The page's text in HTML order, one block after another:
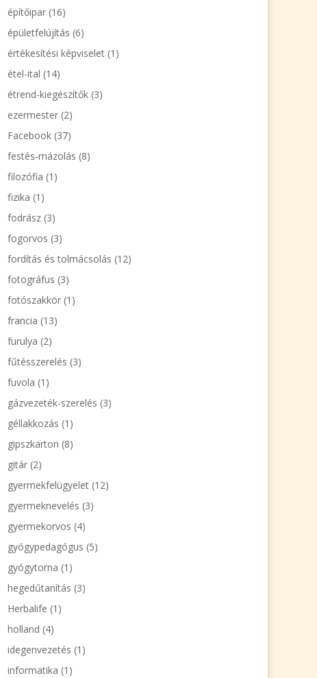
építőipar(16)
épületfelújítás (6)
értékesítési képviselet(1)
étel-ital (14)
étrend-kiegészítők(3)
ezermester(2)
Facebook(37)
festés-mázolás (8)
filozófia (1)
fizika (1)
fodrász(3)
fogorvos (3)
fordítás és tolmácsolás (12)
fotográfus (3)
fotószakkör(1)
francia (13)
furulya (2)
fűtésszerelés (3)
fuvola (1)
gázvezeték-szerelés (3)
géllakkozás (1)
gipszkarton (8)
gitár(2)
gyermekfelügyelet(12)
gyermeknevelés (3)
gyermekorvos (4)
gyógypedagógus (5)
gyógytorna (1)
hegedűtanítás (3)
Herbalife (1)
holland (4)
idegenvezetés (1)
informatika (1)